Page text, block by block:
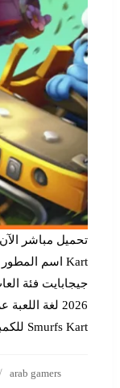
2026 لغة
Smurfs Kart للكمبيوتر من MediaFire. استمتع…
arab gamers